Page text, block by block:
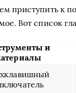
приступить к
Вот список
и